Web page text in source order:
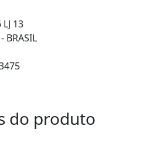
13
BRASIL
do produto